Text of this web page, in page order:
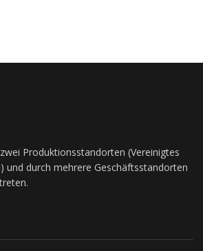
Produktionsstandorten (Vereinigtes
und durch mehrere Geschäftsstandorten